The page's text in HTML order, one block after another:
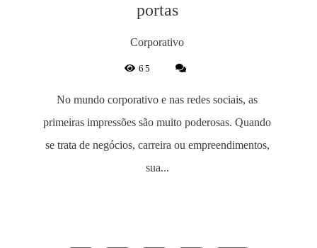
portas
Corporativo
65
No mundo corporativo e nas redes sociais, as
primeiras impressões são muito poderosas. Quando
se trata de negócios, carreira ou empreendimentos,
sua...